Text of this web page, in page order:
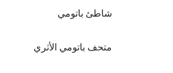
شاطئ باتومي
متحف باتومي الأثري